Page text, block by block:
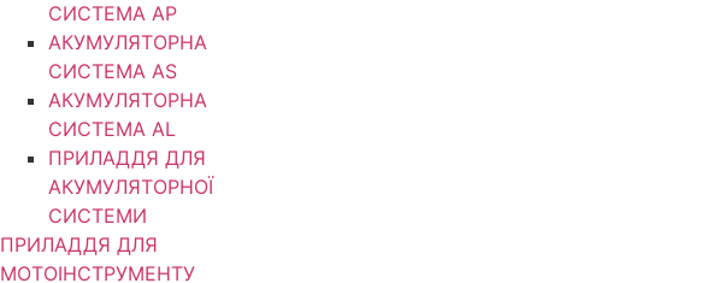
СИСТЕМА АР
АКУМУЛЯТОРНА
СИСТЕМА AS
АКУМУЛЯТОРНА
СИСТЕМА AL
ПРИЛАДДЯ ДЛЯ
АКУМУЛЯТОРНОЇ
СИСТЕМИ
ПРИЛАДДЯ ДЛЯ
МОТОІНСТРУМЕНТУ